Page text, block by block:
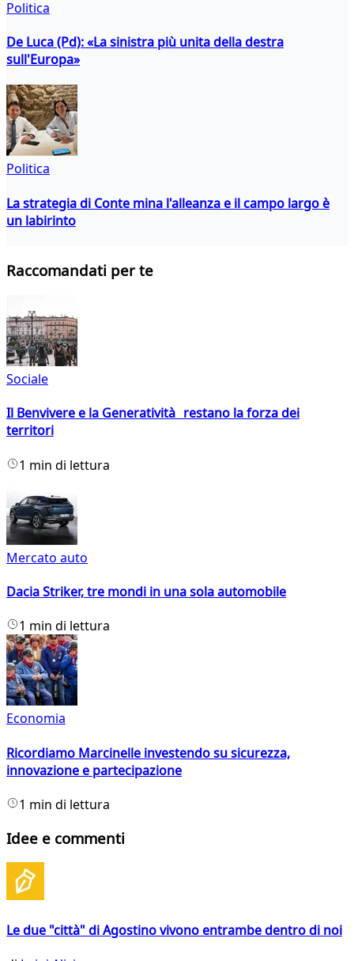
Politica
De Luca (Pd): «La sinistra più unita della destra
sull'Europa»
Politica
La strategia di Conte mina l'alleanza e il campo largo è
un labirinto
Raccomandati per te
Sociale
Il Benvivere e la Generatività restano la forza dei
territori
1 min di lettura
Mercato auto
Dacia Striker, tre mondi in una sola automobile
1 min di lettura
Economia
Ricordiamo Marcinelle investendo su sicurezza,
innovazione e partecipazione
1 min di lettura
Idee e commenti
Le due "città" di Agostino vivono entrambe dentro di noi